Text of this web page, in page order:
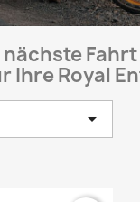
Ihre Royal
